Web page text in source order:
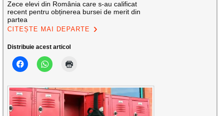
Zece elevi din România care s-au calificat
recent pentru obținerea bursei de merit din
partea
CITEȘTE MAI DEPARTE
Distribuie acest articol